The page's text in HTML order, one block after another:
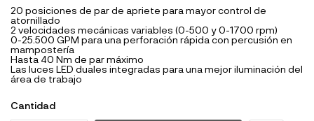
20 posiciones de par de apriete para mayor control de
atornillado
2 velocidades mecánicas variables (0-500 y 0-1700 rpm)
0-25.500 GPM para una perforación rápida con percusión en
mampostería
Hasta 40 Nm de par máximo
Las luces LED duales integradas para una mejor iluminación del
área de trabajo
Cantidad